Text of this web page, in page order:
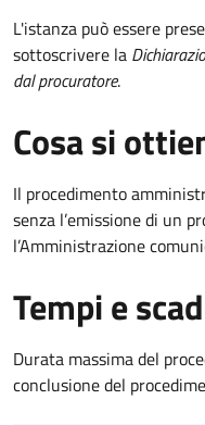
L'istanza può essere
sottoscrivere la
dal procuratore.
Cosa si
Il procedimento
senza l’emissione di un
l’Amministrazione
Tempi e
Durata massima del
conclusione del